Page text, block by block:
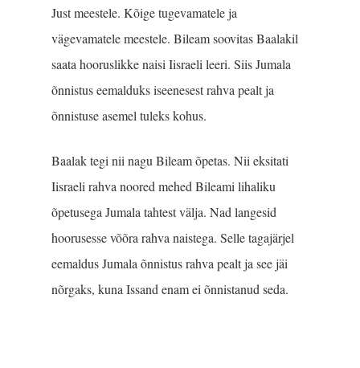
Just meestele. Kõige tugevamatele ja
vägevamatele meestele. Bileam soovitas Baalakil
saata hooruslikke naisi Iisraeli leeri. Siis Jumala
õnnistus eemalduks iseenesest rahva pealt ja
õnnistuse asemel tuleks kohus.
Baalak tegi nii nagu Bileam õpetas. Nii eksitati
Iisraeli rahva noored mehed Bileami lihaliku
õpetusega Jumala tahtest välja. Nad langesid
hoorusesse võõra rahva naistega. Selle tagajärjel
eemaldus Jumala õnnistus rahva pealt ja see jäi
nõrgaks, kuna Issand enam ei õnnistanud seda.